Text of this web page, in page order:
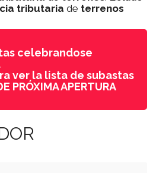
tributaria de terrenos
celebrandose
ver la lista de subastas
PRÓXIMA APERTURA